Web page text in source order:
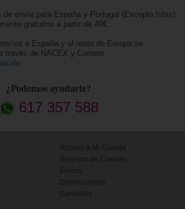
de envío para España y Portugal (Excepto Islas)
gratuitos a partir de 49€.
a España y al resto de Europa se
través de NACEX y Correos.
¿Podemos ayudarte?
617 357 588
Acceso a Mi Cuenta
Registro de Clientes
Envíos
Devoluciones
Garantías